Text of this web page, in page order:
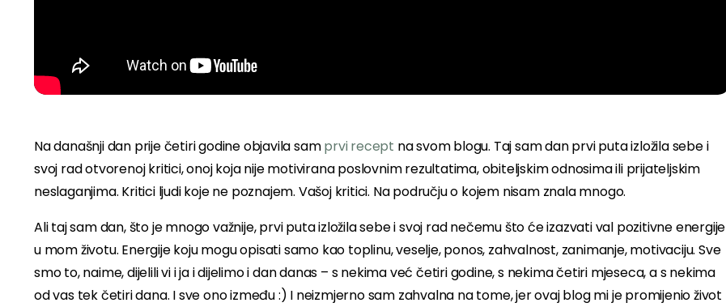
Na današnji dan prije četiri godine objavila samprvi recept na svom blogu. Taj sam dan prvi puta izložila sebe i
svoj rad otvorenoj kritici, onoj koja nije motivirana poslovnim rezultatima, obiteljskim odnosima ili prijateljskim
neslaganjima. Kritici ljudi koje ne poznajem. Vašoj kritici. Na području o kojem nisam znala mnogo.
Ali taj sam dan, što je mnogo važnije, prvi puta izložila sebe i svoj rad nečemu što će izazvati val pozitivne energije
u mom životu. Energije koju mogu opisati samo kao toplinu, veselje, ponos, zahvalnost, zanimanje, motivaciju. Sve
smo to, naime, dijelili vi i ja i dijelimo i dan danas – s nekima već četiri godine, s nekima četiri mjeseca, a s nekima
od vas tek četiri dana. I sve ono između :) I neizmjerno sam zahvalna na tome, jer ovaj blog mi je promijenio život